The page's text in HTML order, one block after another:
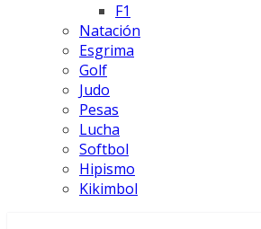
F1
Natación
Esgrima
Golf
Judo
Pesas
Lucha
Softbol
Hipismo
Kikimbol